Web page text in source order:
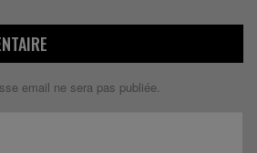
email ne sera pas publiée.